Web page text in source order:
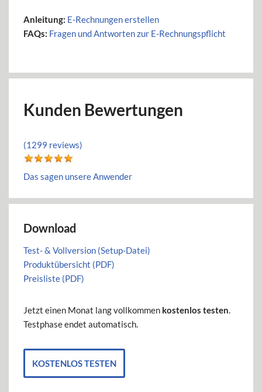
Anleitung: E-Rechnungen erstellen
FAQs: Fragen und Antworten zur E-Rechnungspflicht
Kunden Bewertungen
(1299 reviews)
Das sagen unsere Anwender
Download
Test- & Vollversion (Setup-Datei)
Produktübersicht (PDF)
Preisliste (PDF)
Jetzt einen Monat lang vollkommen kostenlos testen.
Testphase endet automatisch.
KOSTENLOS TESTEN